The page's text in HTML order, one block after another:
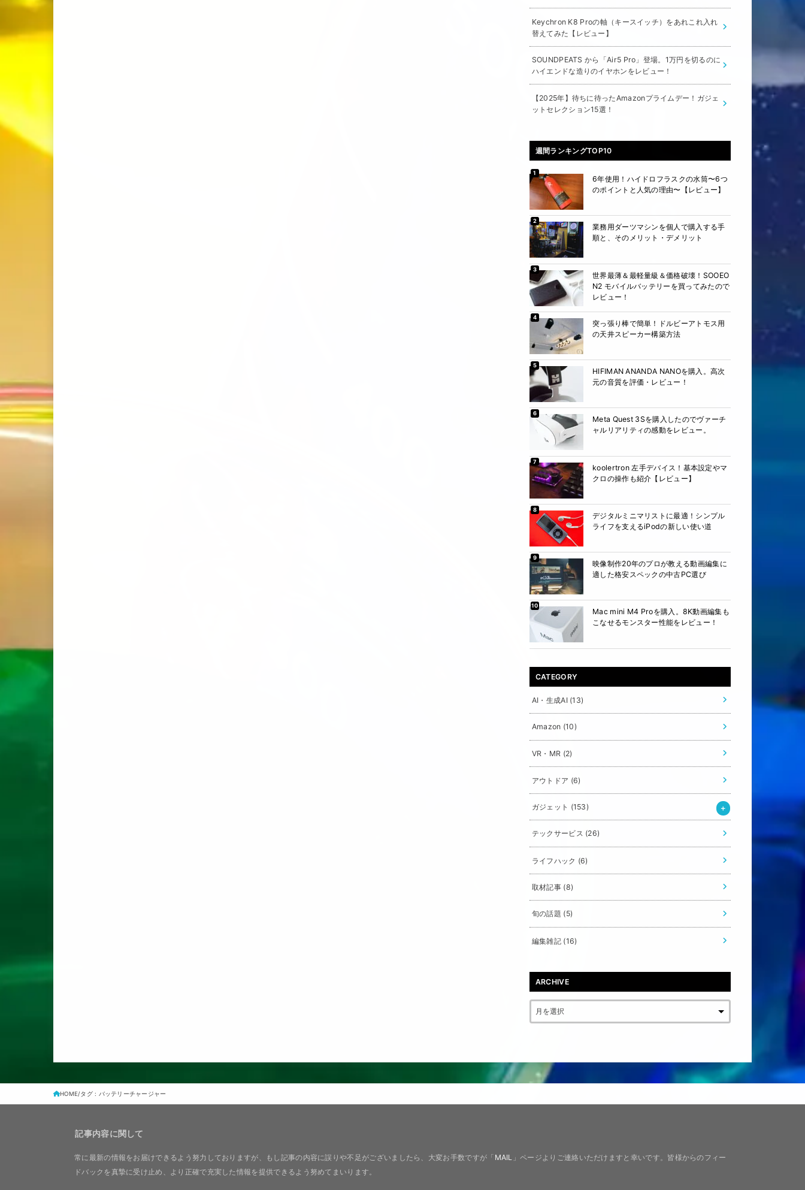
Keychron K8 Proの軸（キースイッチ）をあれこれ入れ
替えてみた【レビュー】
SOUNDPEATS から「Air5 Pro」登場。1万円を切るのに
ハイエンドな造りのイヤホンをレビュー！
【2025年】待ちに待ったAmazonプライムデー！ガジェ
ットセレクション15選！
週間ランキングTOP10
6年使用！ハイドロフラスクの水筒〜6つ
のポイントと人気の理由〜【レビュー】
業務用ダーツマシンを個人で購入する手
順と、そのメリット・デメリット
世界最薄＆最軽量級＆価格破壊！SOOEO
N2 モバイルバッテリーを買ってみたので
レビュー！
突っ張り棒で簡単！ドルビーアトモス用
の天井スピーカー構築方法
HIFIMAN ANANDA NANOを購入。高次
元の音質を評価・レビュー！
Meta Quest 3Sを購入したのでヴァーチ
ャルリアリティの感動をレビュー。
koolertron 左手デバイス！基本設定やマ
クロの操作も紹介【レビュー】
デジタルミニマリストに最適！シンプル
ライフを支えるiPodの新しい使い道
映像制作20年のプロが教える動画編集に
適した格安スペックの中古PC選び
Mac mini M4 Proを購入。8K動画編集も
こなせるモンスター性能をレビュー！
CATEGORY
AI・生成AI (13)
Amazon (10)
VR・MR (2)
アウトドア (6)
ガジェット (153)
テックサービス (26)
ライフハック (6)
取材記事 (8)
旬の話題 (5)
編集雑記 (16)
ARCHIVE
HOME タグ : バッテリーチャージャー
記事内容に関して
常に最新の情報をお届けできるよう努力しておりますが、もし記事の内容に誤りや不足がございましたら、大変お手数ですが「 MAIL 」ページよりご連絡いただけますと幸いです。皆様からのフィー
ドバックを真摯に受け止め、より正確で充実した情報を提供できるよう努めてまいります。